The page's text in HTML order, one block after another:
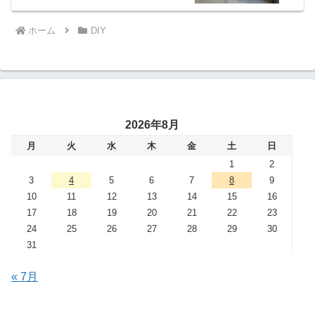
ホーム DIY
2026年8月
月 火 水 木 金 土
日
1
2
3
4 5 6 7 8
9
10
11 12 13 14 15
16
17
18 19 20 21 22
23
24
25 26 27 28 29
30
31
« 7月